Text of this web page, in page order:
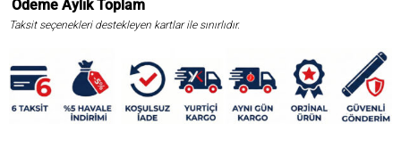
Ödeme Aylık Toplam
Taksit seçenekleri destekleyen kartlar ile sınırlıdır.